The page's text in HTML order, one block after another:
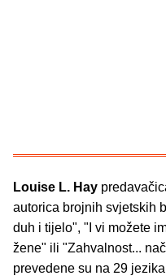
Louise L. Hay
autorica brojnih svjetskih
duh i tijelo", "I vi možete
žene" ili "Zahvalnost...
prevedene su na 29